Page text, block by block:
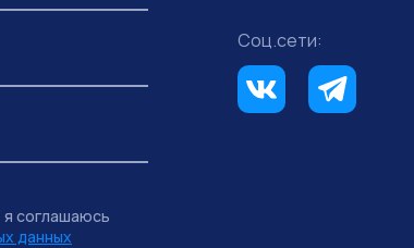
Соц.сети:
соглашаюсь
данных